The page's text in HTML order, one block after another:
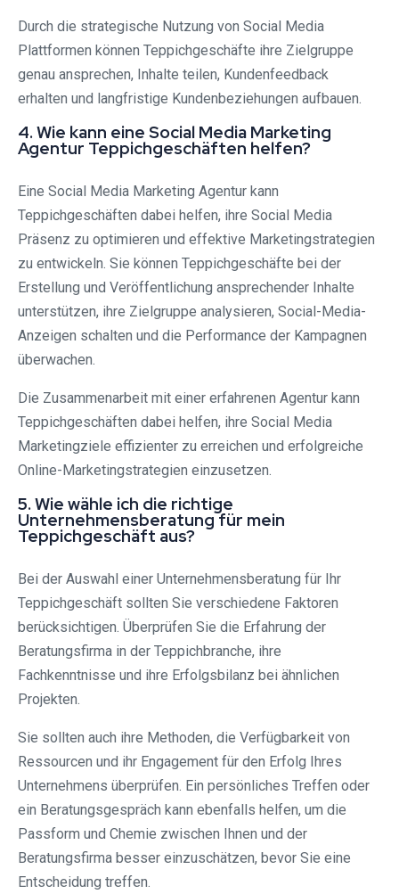
Durch die strategische Nutzung von Social Media
Plattformen können Teppichgeschäfte ihre Zielgruppe
genau ansprechen, Inhalte teilen, Kundenfeedback
erhalten und langfristige Kundenbeziehungen aufbauen.
4. Wie kann eine Social Media Marketing
Agentur Teppichgeschäften helfen?
Eine Social Media Marketing Agentur kann
Teppichgeschäften dabei helfen, ihre Social Media
Präsenz zu optimieren und effektive Marketingstrategien
zu entwickeln. Sie können Teppichgeschäfte bei der
Erstellung und Veröffentlichung ansprechender Inhalte
unterstützen, ihre Zielgruppe analysieren, Social-Media-
Anzeigen schalten und die Performance der Kampagnen
überwachen.
Die Zusammenarbeit mit einer erfahrenen Agentur kann
Teppichgeschäften dabei helfen, ihre Social Media
Marketingziele effizienter zu erreichen und erfolgreiche
Online-Marketingstrategien einzusetzen.
5. Wie wähle ich die richtige
Unternehmensberatung für mein
Teppichgeschäft aus?
Bei der Auswahl einer Unternehmensberatung für Ihr
Teppichgeschäft sollten Sie verschiedene Faktoren
berücksichtigen. Überprüfen Sie die Erfahrung der
Beratungsfirma in der Teppichbranche, ihre
Fachkenntnisse und ihre Erfolgsbilanz bei ähnlichen
Projekten.
Sie sollten auch ihre Methoden, die Verfügbarkeit von
Ressourcen und ihr Engagement für den Erfolg Ihres
Unternehmens überprüfen. Ein persönliches Treffen oder
ein Beratungsgespräch kann ebenfalls helfen, um die
Passform und Chemie zwischen Ihnen und der
Beratungsfirma besser einzuschätzen, bevor Sie eine
Entscheidung treffen.